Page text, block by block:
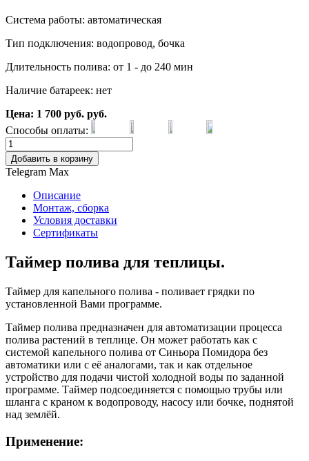
Система работы: автоматическая
Тип подключения: водопровод, бочка
Длительность полива: от 1 - до 240 мин
Наличие батареек: нет
Цена: 1 700 руб. руб.
Способы оплаты:
Добавить в корзину
Telegram Max
Описание
Монтаж, сборка
Условия доставки
Сертификаты
Таймер полива для теплицы.
Таймер для капельного полива - поливает грядки по
установленной Вами программе.
Таймер полива предназначен для автоматизации процесса
полива растений в теплице. Он может работать как с
системой капельного полива от Синьора Помидора без
автоматики или с её аналогами, так и как отдельное
устройство для подачи чистой холодной воды по заданной
программе. Таймер подсоединяется с помощью трубы или
шланга с краном к водопроводу, насосу или бочке, поднятой
над землёй.
Применение: